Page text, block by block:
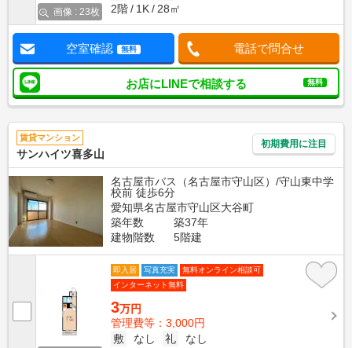
画像 : 23枚
2階
1K 28㎡
空室確認 無料 電話で問合せ
お店にLINEで相談する 無料
賃貸マンション
サンハイツ喜多山
初期費用に注目
名古屋市バス（名古屋市守山区）/守山東中学
校前 徒歩6分
愛知県名古屋市守山区大谷町
築年数
築37年
建物階数
5階建
即入居 写真充実
無料オンライン相談可
インターネット無料
3万円
管理費等：3,000円
敷
なし 礼 なし